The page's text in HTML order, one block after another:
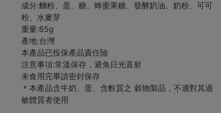
成分:麵粉、蛋、糖、蜂蜜果糖、發酵奶油、奶粉、可可
粉、水麥芽
重量:85g
產地:台灣
本產品已投保產品責任險
注意事項:常溫保存，避免日光直射
未食用完畢請密封保存
＊本產品含牛奶、蛋、含麩質之 穀物製品，不適對其過
敏體質者使用